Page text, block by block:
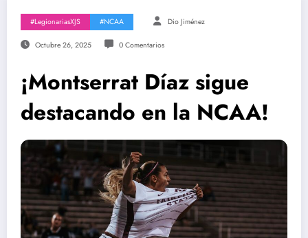
#LegionariasXJS #NCAA Dio Jiménez
Octubre 26, 2025 0 Comentarios
¡Montserrat Díaz sigue
destacando en la NCAA!